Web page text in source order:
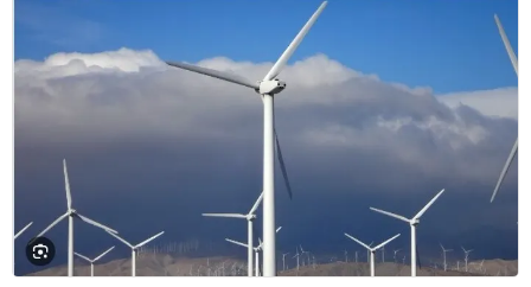
बाज़ार
बिजनेस
वीडियो
म्यूचुअल
फंड